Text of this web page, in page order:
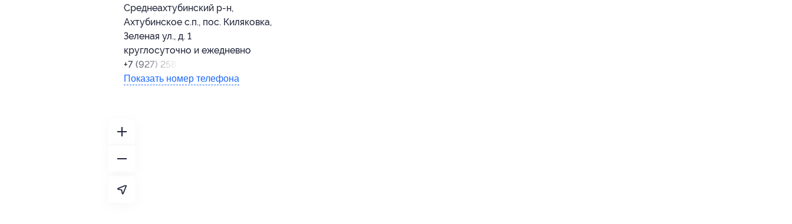
Среднеахтубинский р-н,
Ахтубинское с.п., пос. Киляковка,
Зеленая ул., д. 1
круглосуточно и ежедневно
+7 (927) 258-58-88
Показать номер телефона